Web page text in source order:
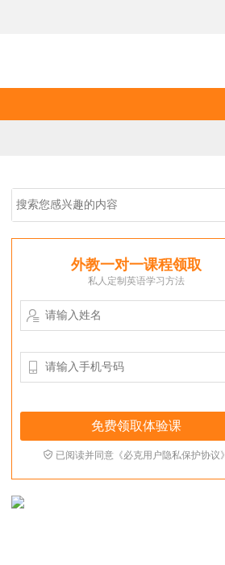
外教一对一课程领取
私人定制英语学习方法


 已阅读并同意《必克用户隐私保护协议》